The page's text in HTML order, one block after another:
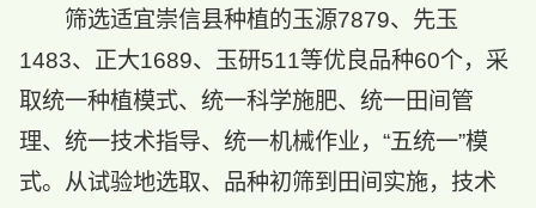
筛选适宜崇信县种植的玉源7879、先玉
1483、正大1689、玉研511等优良品种60个，采
取统一种植模式、统一科学施肥、统一田间管
理、统一技术指导、统一机械作业，“五统一”模
式。从试验地选取、品种初筛到田间实施，技术